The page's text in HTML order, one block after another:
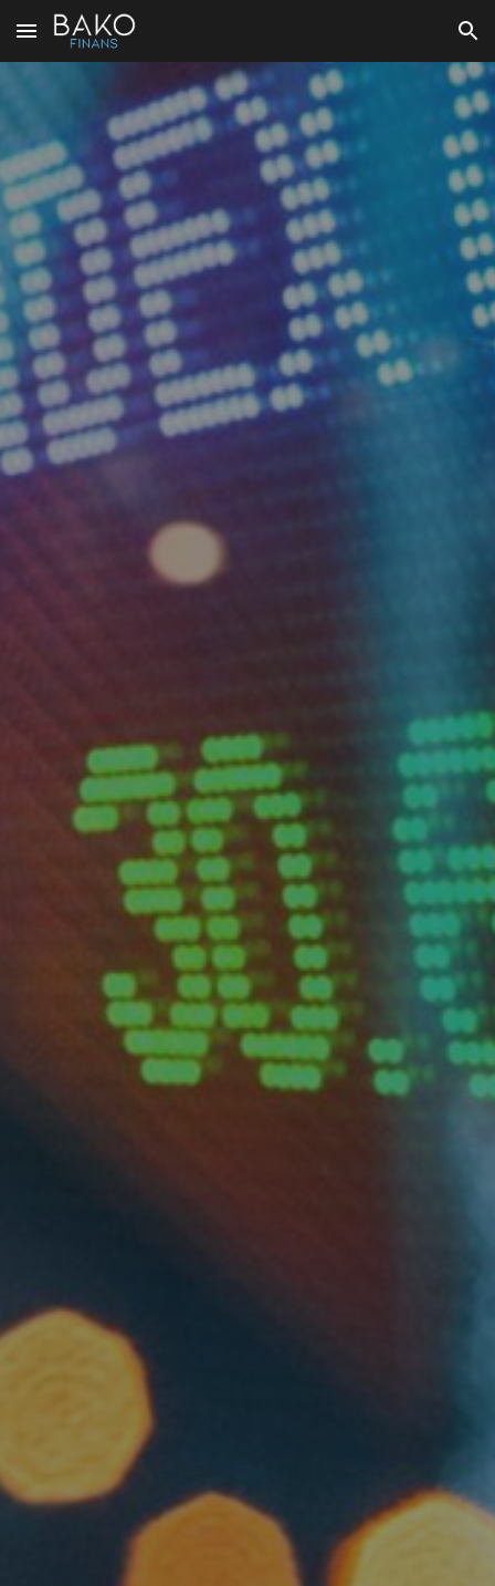
Skip to main content Skip to navigation